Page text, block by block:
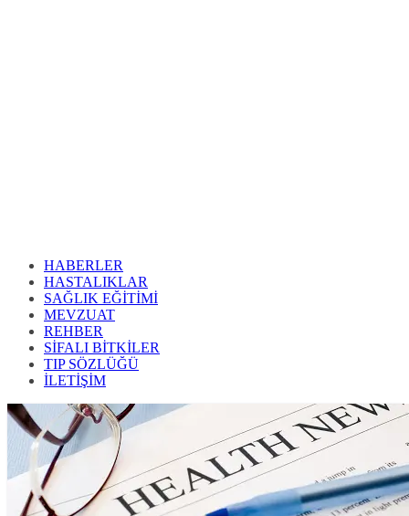
HABERLER
HASTALIKLAR
SAĞLIK EĞİTİMİ
MEVZUAT
REHBER
SİFALI BİTKİLER
TIP SÖZLÜĞÜ
İLETİŞİM